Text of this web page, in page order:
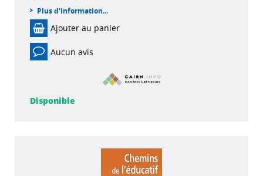
Plus d'information...
Ajouter au panier
Aucun avis
Disponible